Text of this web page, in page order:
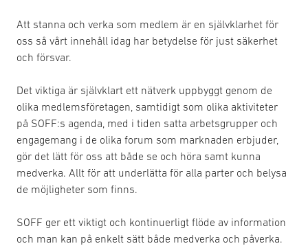
Att stanna och verka som medlem är en självklarhet för
oss så vårt innehåll idag har betydelse för just säkerhet
och försvar.
Det viktiga är självklart ett nätverk uppbyggt genom de
olika medlemsföretagen, samtidigt som olika aktiviteter
på SOFF:s agenda, med i tiden satta arbetsgrupper och
engagemang i de olika forum som marknaden erbjuder,
gör det lätt för oss att både se och höra samt kunna
medverka. Allt för att underlätta för alla parter och belysa
de möjligheter som finns.
SOFF ger ett viktigt och kontinuerligt flöde av information
och man kan på enkelt sätt både medverka och påverka.